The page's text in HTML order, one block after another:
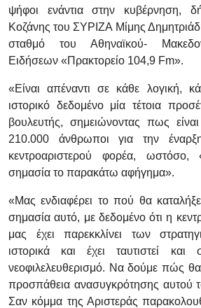
ψήφοι ενάντια στην κυβέρνηση,
Κοζάνης του ΣΥΡΙΖΑ Μίμης
σταθμό του Αθηναϊκού-
Ειδήσεων «Πρακτορείο 104,9 Fm».
«Είναι απέναντι σε κάθε λογική,
ιστορικό δεδομένο μία τέτοια
βουλευτής, σημειώνοντας πως
210.000 άνθρωποι για την
κεντροαριστερού φορέα, ωστόσο,
σημασία το παρακάτω αφήγημα».
«Μας ενδιαφέρει το πού θα
σημασία αυτό, με δεδομένο ότι η
μας έχει παρεκκλίνει των
ιστορικά και έχει ταυτιστεί
νεοφιλελευθερισμό. Να δούμε πώς θα
προσπάθεια ανασυγκρότησης αυτού
Σαν κόμμα της Αριστεράς